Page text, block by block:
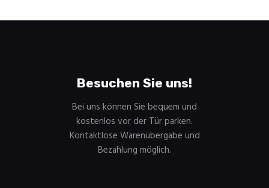
Besuchen Sie uns!
Bei uns können Sie bequem und
kostenlos vor der Tür parken.
Kontaktlose Warenübergabe und
Bezahlung möglich.